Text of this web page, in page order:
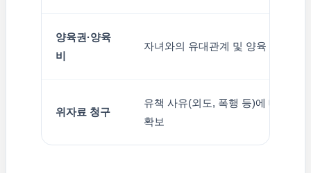
양육권·양육
비
자녀와의 유대관계 및 양육 환경 우
위자료 청구
유책 사유(외도, 폭행 등)에 대한 객
확보